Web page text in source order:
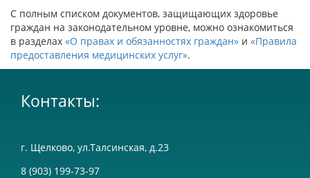
С полным списком документов, защищающих здоровье
граждан на законодательном уровне, можно ознакомиться
в разделах «О правах и обязанностях граждан» и «Правила
предоставления медицинских услуг».
Контакты:
г. Щелково, ул.Талсинская, д.23
8 (903) 199-73-97